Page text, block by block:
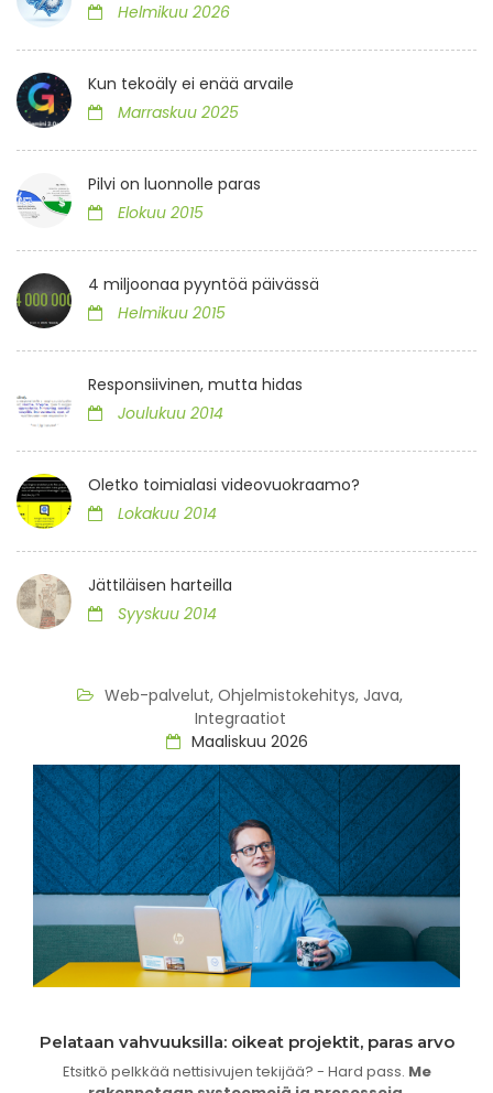
Helmikuu 2026
Kun tekoäly ei enää arvaile
Marraskuu 2025
Pilvi on luonnolle paras
Elokuu 2015
4 miljoonaa pyyntöä päivässä
Helmikuu 2015
Responsiivinen, mutta hidas
Joulukuu 2014
Oletko toimialasi videovuokraamo?
Lokakuu 2014
Jättiläisen harteilla
Syyskuu 2014
Web-palvelut, Ohjelmistokehitys, Java,
Integraatiot
Maaliskuu 2026
Pelataan vahvuuksilla: oikeat projektit, paras arvo
Etsitkö pelkkää nettisivujen tekijää? - Hard pass. Me